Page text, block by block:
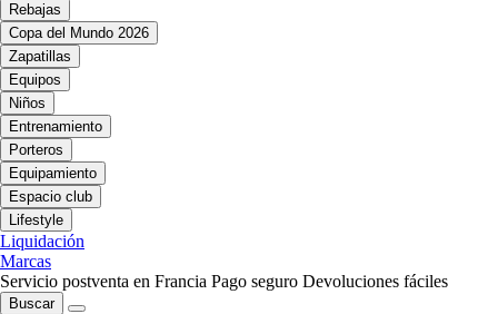
Rebajas
Copa del Mundo 2026
Zapatillas
Equipos
Niños
Entrenamiento
Porteros
Equipamiento
Espacio club
Lifestyle
Liquidación
Marcas
Servicio postventa en Francia Pago seguro Devoluciones fáciles
Buscar